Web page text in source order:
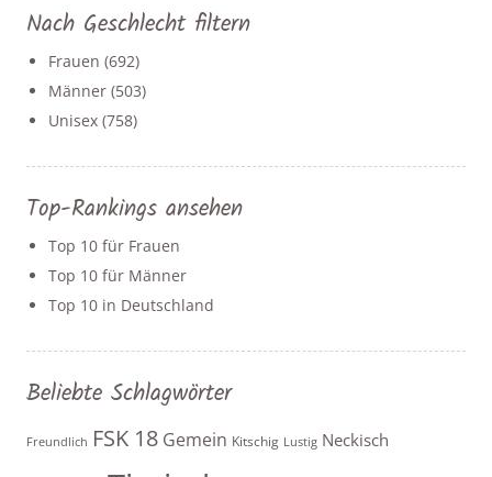
Nach Geschlecht filtern
Frauen (692)
Männer (503)
Unisex (758)
Top-Rankings ansehen
Top 10 für Frauen
Top 10 für Männer
Top 10 in Deutschland
Beliebte Schlagwörter
Freundlich FSK 18 Gemein Kitschig Lustig Neckisch